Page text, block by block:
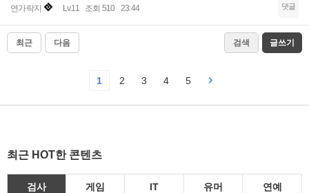
연가락지 Lv.11 조회 510 23:44 댓글
최근 다음 검색 글쓰기
1 2 3 4 5
최근 HOT한 콘텐츠
검사 게임 IT 유머 연예